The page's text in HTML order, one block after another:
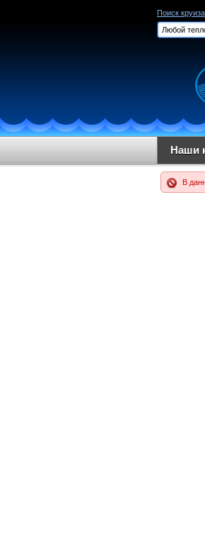
Поиск круиза
Любой
Наши
В